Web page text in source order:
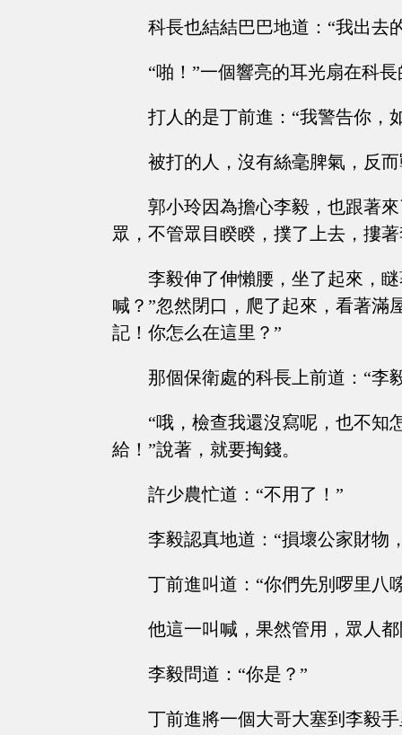
科長也結結巴巴地道：“我出去
“啪！”一個響亮的耳光扇在科
打人的是丁前進：“我警告你，
被打的人，沒有絲毫脾氣，反
郭小玲因為擔心李毅，也跟著
眾，不管眾目睽睽，撲了上去，摟
李毅伸了伸懶腰，坐了起來，
喊？”忽然閉口，爬了起來，看著滿
記！你怎么在這里？”
那個保衛處的科長上前道：“
“哦，檢查我還沒寫呢，也不知
給！”說著，就要掏錢。
許少農忙道：“不用了！”
李毅認真地道：“損壞公家財物
丁前進叫道：“你們先別啰里八
他這一叫喊，果然管用，眾人
李毅問道：“你是？”
丁前進將一個大哥大塞到李毅